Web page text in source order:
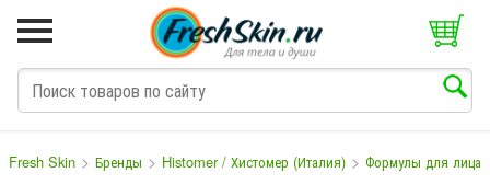
Fresh Skin > Бренды > Histomer / Хистомер (Италия) > Формулы для лица